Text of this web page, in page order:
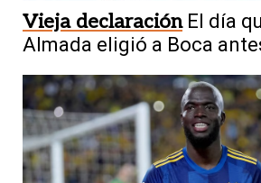
Vieja declaración El día
Almada eligió a Boca